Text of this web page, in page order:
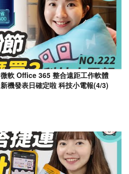
軟 Office 365 整合遠距工作軟體
機發表日確定啦 科技小電報(4/3)